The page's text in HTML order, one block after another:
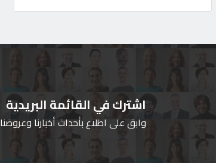
اشترك في القائمة البريدية
وابق على اطلاع بأحداث أخبارنا وعروضنا